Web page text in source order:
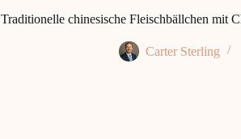
Traditionelle chinesische Fleischbällchen mit
Carter Sterling